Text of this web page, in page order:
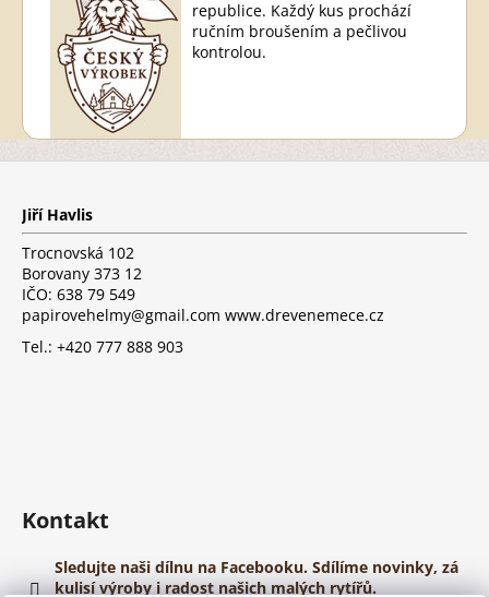
republice. Každý kus prochází
ručním broušením a pečlivou
kontrolou.
Z
Jiří Havlis
Trocnovská 102
Borovany 373 12
IČO: 638 79 549
papirovehelmy@gmail.com www.drevenemece.cz
Tel.: +420 777 888 903
Kontakt
Sledujte naši dílnu na Facebooku. Sdílíme novinky, zá
kulisí výroby i radost našich malých rytířů.